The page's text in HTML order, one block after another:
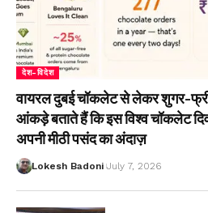
देश-विदेश
वायरल दुबई चॉकलेट से लेकर शुगर-फ्री
आंकड़े बताते हैं कि इस विश्व चॉकलेट
अपनी मीठी पसंद का अंदाज़
Lokesh Badoni July 7, 2026